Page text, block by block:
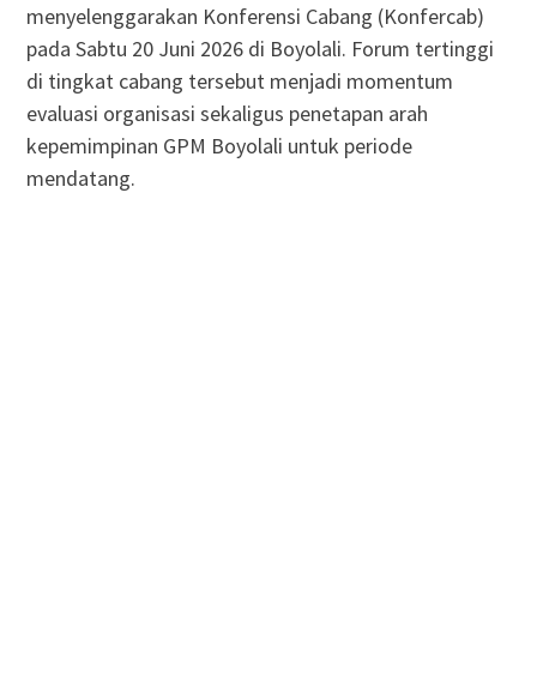
menyelenggarakan Konferensi Cabang (Konfercab)
pada Sabtu 20 Juni 2026 di Boyolali. Forum tertinggi
di tingkat cabang tersebut menjadi momentum
evaluasi organisasi sekaligus penetapan arah
kepemimpinan GPM Boyolali untuk periode
mendatang.